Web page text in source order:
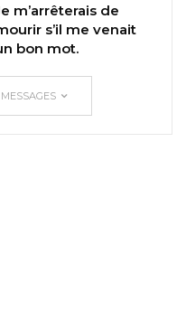
m’arrêterais de
s’il me venait
bon mot.